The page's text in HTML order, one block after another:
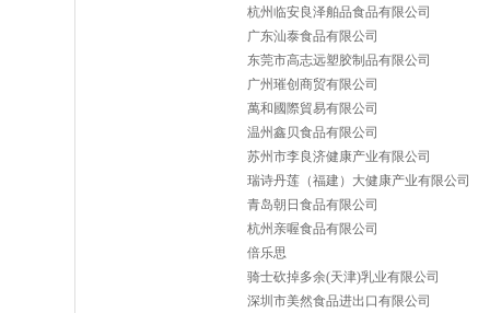
杭州临安良泽舶品食品有限公司
广东汕泰食品有限公司
东莞市高志远塑胶制品有限公司
广州璀创商贸有限公司
萬和國際貿易有限公司
温州鑫贝食品有限公司
苏州市李良济健康产业有限公司
瑞诗丹莲（福建）大健康产业有限公司
青岛朝日食品有限公司
杭州亲喔食品有限公司
倍乐思
骑士砍掉多余(天津)乳业有限公司
深圳市美然食品进出口有限公司